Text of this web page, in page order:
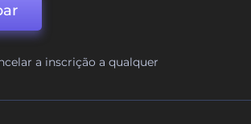
a inscrição a qualquer